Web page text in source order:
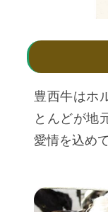
豊西牛はホ
とんどが地
愛情を込め